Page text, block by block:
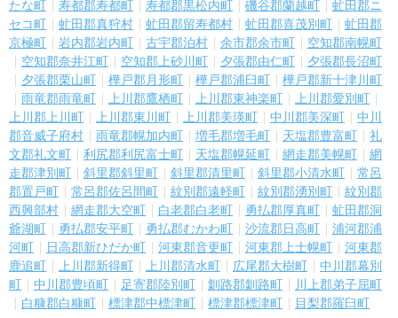
たな町
寿都郡寿都町 寿都郡黒松内町 磯谷郡蘭越町
虻田郡ニ
セコ町
虻田郡真狩村 虻田郡留寿都村 虻田郡喜茂別町
虻田郡
京極町
岩内郡岩内町 古宇郡泊村 余市郡余市町
空知郡南幌町
空知郡奈井江町
空知郡上砂川町 夕張郡由仁町
夕張郡長沼町
夕張郡栗山町
樺戸郡月形町 樺戸郡浦臼町
樺戸郡新十津川町
雨竜郡雨竜町
上川郡鷹栖町 上川郡東神楽町
上川郡愛別町
上川郡上川町
上川郡東川町 上川郡美瑛町 中川郡美深町
中川
郡音威子府村
雨竜郡幌加内町 増毛郡増毛町 天塩郡豊富町
礼
文郡礼文町
利尻郡利尻富士町 天塩郡幌延町 網走郡美幌町
網
走郡津別町
斜里郡斜里町 斜里郡清里町 斜里郡小清水町
常呂
郡置戸町
常呂郡佐呂間町 紋別郡遠軽町 紋別郡湧別町
紋別郡
西興部村
網走郡大空町 白老郡白老町 勇払郡厚真町
虻田郡洞
爺湖町
勇払郡安平町 勇払郡むかわ町 沙流郡日高町
浦河郡浦
河町
日高郡新ひだか町 河東郡音更町 河東郡上士幌町
河東郡
鹿追町
上川郡新得町 上川郡清水町 広尾郡大樹町
中川郡幕別
町
中川郡豊頃町 足寄郡陸別町 釧路郡釧路町
川上郡弟子屈町
白糠郡白糠町
標津郡中標津町 標津郡標津町 目梨郡羅臼町